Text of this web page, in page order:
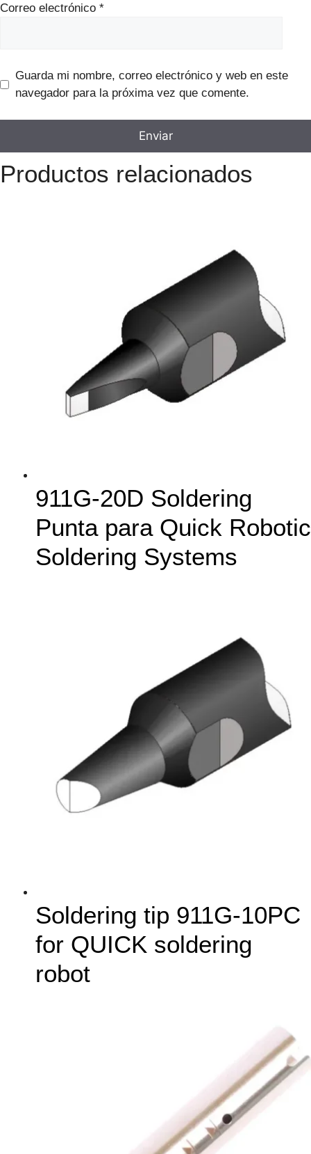
Correo electrónico *
Guarda mi nombre, correo electrónico y web en este
navegador para la próxima vez que comente.
Productos relacionados
911G-20D Soldering
Punta para Quick Robotic
Soldering Systems
Soldering tip 911G-10PC
for QUICK soldering
robot